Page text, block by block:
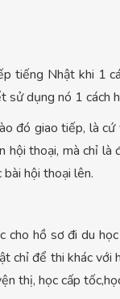
tiếng Nhật khi 1
sử dụng nó 1 cách
đó giao tiếp, là
thoại, mà chỉ là
hội thoại lên.
hồ sơ đi du
chỉ để thi khác
thị, học cấp